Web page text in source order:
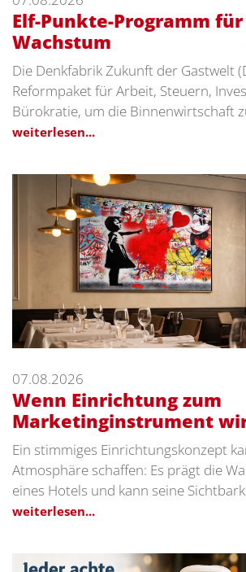
Elf-Punkte-Programm
Wachstum
Die Denkfabrik Zukunft der Gastwelt
Reformpaket für Arbeit, Steuern,
Bürokratie, um die Binnenwirtschaft
weiterlesen...
07.08.2026
Wenn Einrichtung zum
Marketinginstrument
Ein stimmiges Einrichtungskonzept
Atmosphäre schaffen: Es prägt die
eines Hotels und kann seine
weiterlesen...